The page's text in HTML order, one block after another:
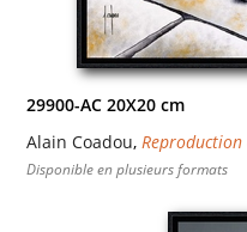
29900-AC 20X20 cm
Alain Coadou, Reproduction
Disponible en plusieurs formats